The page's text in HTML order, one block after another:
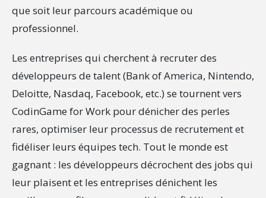
que soit leur parcours académique ou
professionnel.
Les entreprises qui cherchent à recruter des
développeurs de talent (Bank of America, Nintendo,
Deloitte, Nasdaq, Facebook, etc.) se tournent vers
CodinGame for Work pour dénicher des perles
rares, optimiser leur processus de recrutement et
fidéliser leurs équipes tech. Tout le monde est
gagnant : les développeurs décrochent des jobs qui
leur plaisent et les entreprises dénichent les